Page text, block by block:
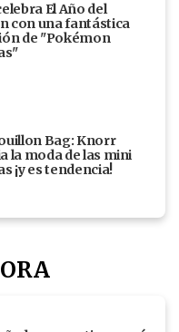
El Año del
con una fantástica
de "Pokémon
Bag: Knorr
la moda de las mini
¡y es tendencia!